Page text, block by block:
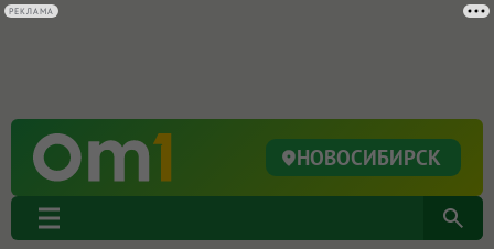
НОВОСИБИРСК
РЕКЛАМА